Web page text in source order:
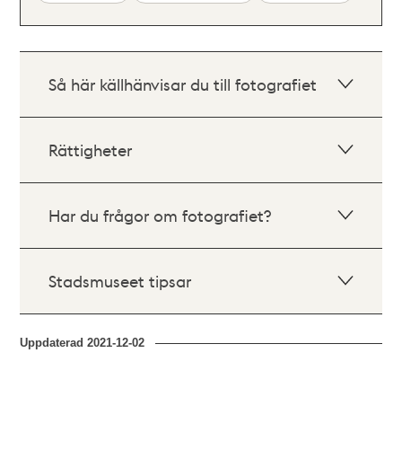
Så här källhänvisar du till fotografiet
Rättigheter
Har du frågor om fotografiet?
Stadsmuseet tipsar
Uppdaterad2021-12-02